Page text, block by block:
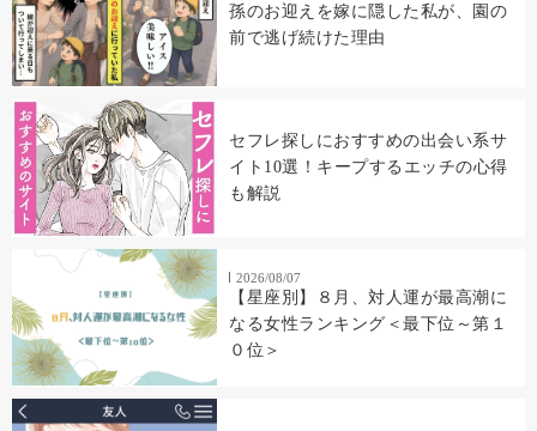
孫のお迎えを嫁に隠した私が、園の
前で逃げ続けた理由
セフレ探しにおすすめの出会い系サ
イト10選！キープするエッチの心得
も解説
2026/08/07
【星座別】８月、対人運が最高潮に
なる女性ランキング＜最下位～第１
０位＞